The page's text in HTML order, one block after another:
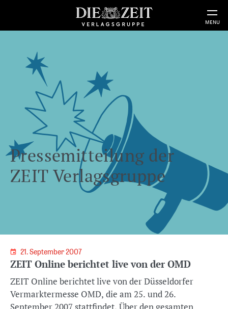
MENU
Pressemitteilung der
ZEIT Verlagsgruppe
21. September 2007
ZEIT Online berichtet live von der OMD
ZEIT Online berichtet live von der Düsseldorfer
Vermarktermesse OMD, die am 25. und 26.